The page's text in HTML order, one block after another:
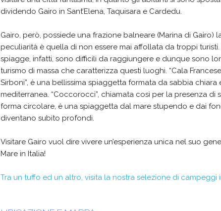
dividendo Gairo in Sant’Elena, Taquisara e Cardedu.
Gairo, però, possiede una frazione balneare (Marina di Gairo)
peculiarità è quella di non essere mai affollata da troppi turisti.
spiagge, infatti, sono difficili da raggiungere e dunque sono
turismo di massa che caratterizza questi luoghi. “Cala
Sirboni”, è una bellissima spiaggetta formata da sabbia chiara
mediterranea. “Coccorocci”, chiamata così per la presenza di
forma circolare, è una spiaggetta dal mare stupendo e dai
diventano subito profondi.
Visitare Gairo vuol dire vivere un’esperienza unica nel suo
Mare in Italia!
Tra un tuffo ed un altro, visita la nostra selezione di campeggi